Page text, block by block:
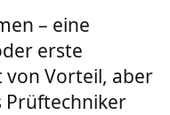
– eine
erste
von Vorteil, aber
Prüftechniker